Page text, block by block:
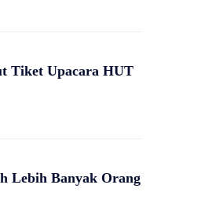
Tiket Upacara HUT
Lebih Banyak Orang